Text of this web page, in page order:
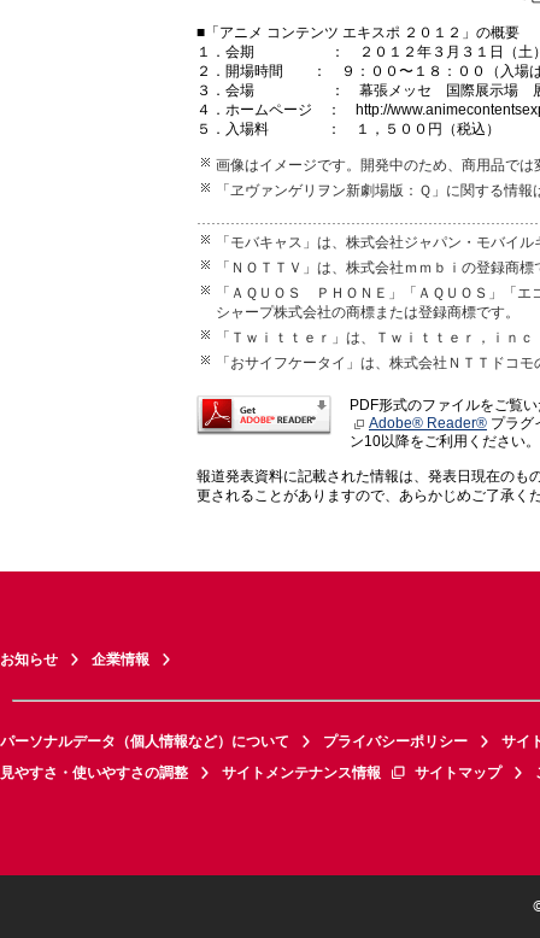
■「アニメ コンテンツ エキスポ ２０１２」の概要
１．会期 ： ２０１２年３月３１日（土）
２．開場時間 ： ９：００〜１８：００（入場
３．会場 ： 幕張メッセ 国際展示場 展示ホ
４．ホームページ ： http://
５．入場料 ： １，５００円（税込）
画像はイメージです。開発中のため、商用品で
「ヱヴァンゲリヲン新劇場版：Ｑ」に関する情
「モバキャス」は、株式会社ジャパン・モバイ
「ＮＯＴＴＶ」は、株式会社ｍｍｂｉの登録商標
「ＡＱＵＯＳ ＰＨＯＮＥ」「ＡＱＵＯＳ」「
シャープ株式会社の商標または登録商標です。
「Ｔｗｉｔｔｅｒ」は、Ｔｗｉｔｔｅｒ，ｉｎ
「おサイフケータイ」は、株式会社ＮＴＴドコ
PDF形式のファイルをご覧
Adobe® Reader® プラグ
ン10以降をご利用ください。
報道発表資料に記載された情報は、発表日現在のも
更されることがありますので、あらかじめご了承く
お知らせ 企業情報
パーソナルデータ（個人情報など）について プライバシーポリシー
サイ
見やすさ・使いやすさの調整
サイトメンテナンス情報 サイトマップ